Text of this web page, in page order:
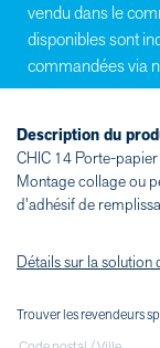
vendu dans le
disponibles sont
commandées via
Description du
CHIC 14 Porte-
Montage collage ou
d'adhésif de
Détails sur la solution
Trouver les revendeurs